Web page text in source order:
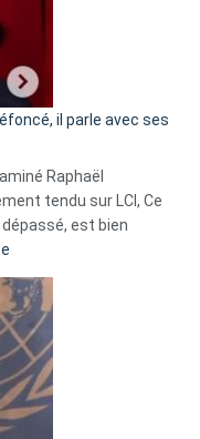
«
C’est
fake
news
»
il parle avec ses
Raphaël
tendu sur LCI, Ce
est bien
Tegnér
exulte
« Zemmour
a
tout